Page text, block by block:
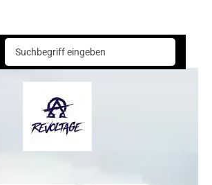
Aromen Revoltage